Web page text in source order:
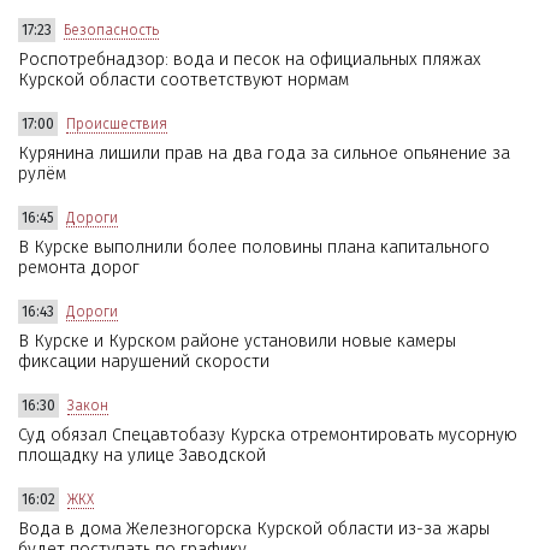
17:23 Безопасность
Роспотребнадзор: вода и песок на официальных пляжах
Курской области соответствуют нормам
17:00 Происшествия
Курянина лишили прав на два года за сильное опьянение за
рулём
16:45 Дороги
В Курске выполнили более половины плана капитального
ремонта дорог
16:43 Дороги
В Курске и Курском районе установили новые камеры
фиксации нарушений скорости
16:30 Закон
Суд обязал Спецавтобазу Курска отремонтировать мусорную
площадку на улице Заводской
16:02 ЖКХ
Вода в дома Железногорска Курской области из-за жары